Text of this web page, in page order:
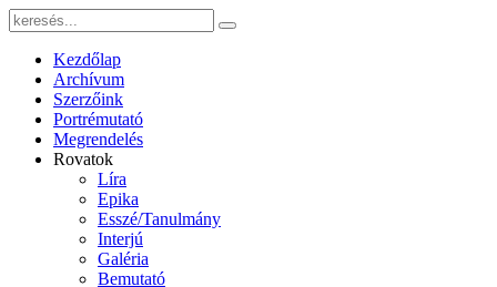
Kezdőlap
Archívum
Szerzőink
Portrémutató
Megrendelés
Rovatok
Líra
Epika
Esszé/Tanulmány
Interjú
Galéria
Bemutató